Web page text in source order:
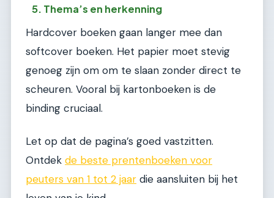
5. Thema’s en herkenning
Hardcover boeken gaan langer mee dan
softcover boeken. Het papier moet stevig
genoeg zijn om om te slaan zonder direct te
scheuren. Vooral bij kartonboeken is de
binding cruciaal.
Let op dat de pagina’s goed vastzitten.
Ontdek de beste prentenboeken voor
peuters van 1 tot 2 jaar die aansluiten bij het